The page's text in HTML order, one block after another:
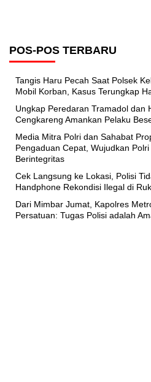
POS-POS TERBARU
Tangis Haru Pecah Saat Polsek
Mobil Korban, Kasus Terungkap
Ungkap Peredaran Tramadol dan
Cengkareng Amankan Pelaku
Media Mitra Polri dan Sahabat
Pengaduan Cepat, Wujudkan
Berintegritas
Cek Langsung ke Lokasi, Polisi
Handphone Rekondisi Ilegal di
Dari Mimbar Jumat, Kapolres
Persatuan: Tugas Polisi adalah